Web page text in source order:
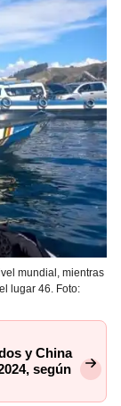
mundial, mientras
lugar 46. Foto:
y China
según